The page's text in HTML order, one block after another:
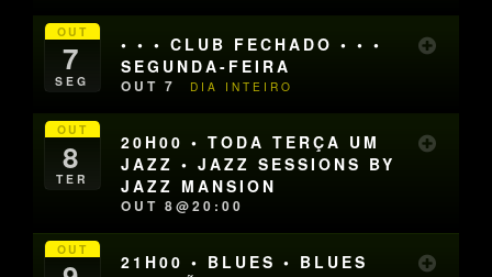
OUT
7
SEG
• • • CLUB FECHADO • • •
SEGUNDA-FEIRA
OUT 7 DIA INTEIRO
OUT
8
TER
20H00 • TODA TERÇA UM
JAZZ • JAZZ SESSIONS BY
JAZZ MANSION
OUT 8@20:00
OUT
21H00 • BLUES • BLUES